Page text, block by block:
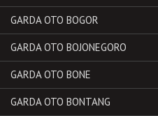
GARDA OTO BOGOR
GARDA OTO BOJONEGORO
GARDA OTO BONE
GARDA OTO BONTANG